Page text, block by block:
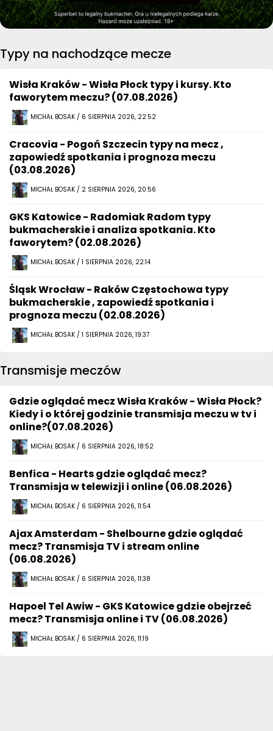
Typy na nachodzące mecze
Wisła Kraków - Wisła Płock typy i kursy. Kto
faworytem meczu? (07.08.2026)
MICHAŁ BOSAK / 6 SIERPNIA 2026, 22:52
Cracovia - Pogoń Szczecin typy na mecz ,
zapowiedź spotkania i prognoza meczu
(03.08.2026)
MICHAŁ BOSAK / 2 SIERPNIA 2026, 20:56
GKS Katowice - Radomiak Radom typy
bukmacherskie i analiza spotkania. Kto
faworytem? (02.08.2026)
MICHAŁ BOSAK / 1 SIERPNIA 2026, 22:14
Śląsk Wrocław - Raków Częstochowa typy
bukmacherskie , zapowiedź spotkania i
prognoza meczu (02.08.2026)
MICHAŁ BOSAK / 1 SIERPNIA 2026, 19:37
Transmisje meczów
Gdzie oglądać mecz Wisła Kraków - Wisła Płock?
Kiedy i o której godzinie transmisja meczu w tv i
online?(07.08.2026)
MICHAŁ BOSAK / 6 SIERPNIA 2026, 18:52
Benfica - Hearts gdzie oglądać mecz?
Transmisja w telewizji i online (06.08.2026)
MICHAŁ BOSAK / 6 SIERPNIA 2026, 11:54
Ajax Amsterdam - Shelbourne gdzie oglądać
mecz? Transmisja TV i stream online
(06.08.2026)
MICHAŁ BOSAK / 6 SIERPNIA 2026, 11:38
Hapoel Tel Awiw - GKS Katowice gdzie obejrzeć
mecz? Transmisja online i TV (06.08.2026)
MICHAŁ BOSAK / 6 SIERPNIA 2026, 11:19